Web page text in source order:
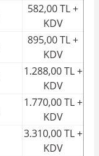
582,00 TL +
KDV
895,00 TL +
KDV
1.288,00 TL +
KDV
1.770,00 TL +
KDV
3.310,00 TL +
KDV